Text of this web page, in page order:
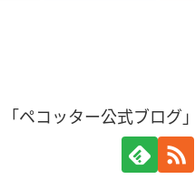
「ペコッター公式ブログ